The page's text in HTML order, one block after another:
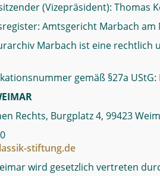
(Vizepräsident): Thomas
Amtsgericht Marbach am
Marbach ist eine rechtlich
gemäß §27a UStG:
Rechts, Burgplatz 4, 99423
stiftung.de
wird gesetzlich vertreten